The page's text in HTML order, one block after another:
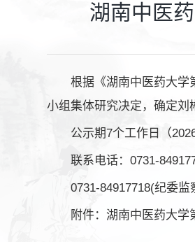
湖南中医
根据《湖南中医药大学
小组集体研究决定，确定刘
公示期7个工作日（
联系电话：0731-
0731-84917718(纪委监
附件：湖南中医药大